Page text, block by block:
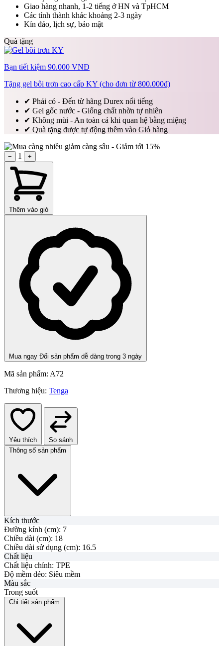
Giao hàng nhanh, 1-2 tiếng ở HN và TpHCM
Các tỉnh thành khác khoảng 2-3 ngày
Kín đáo, lịch sự, bảo mật
Quà tặng
Bạn tiết kiệm 90.000 VNĐ
Tặng gel bôi trơn cao cấp KY (cho đơn từ 800.000đ)
✔ Phải có - Đến từ hãng Durex nổi tiếng
✔ Gel gốc nước - Giống chất nhờn tự nhiên
✔ Không mùi - An toàn cả khi quan hệ bằng miệng
✔ Quà tặng được tự động thêm vào Giỏ hàng
− 1 +
Thêm vào giỏ
Mua ngay Đổi sản phẩm dễ dàng trong 3 ngày
Mã sản phẩm: A72
Thương hiệu: Tenga
Yêu thích
So sánh
Thông số sản phẩm
Kích thước
Đường kính (cm): 7
Chiều dài (cm): 18
Chiều dài sử dụng (cm): 16.5
Chất liệu
Chất liệu chính: TPE
Độ mềm dẻo: Siêu mềm
Màu sắc
Trong suốt
Chi tiết sản phẩm